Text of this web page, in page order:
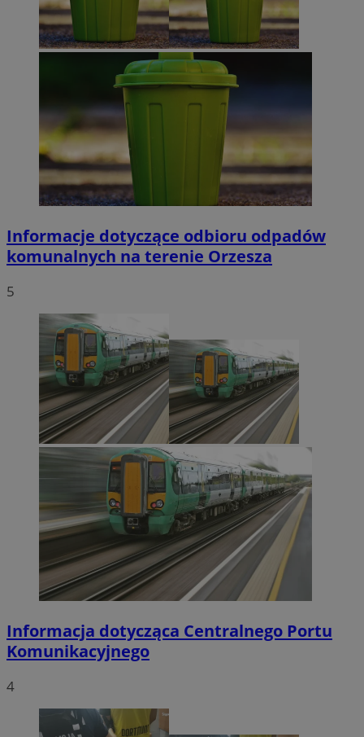
Informacje dotyczące odbioru odpadów
komunalnych na terenie Orzesza
5
Informacja dotycząca Centralnego Portu
Komunikacyjnego
4